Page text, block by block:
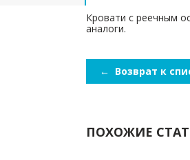
Кровати с реечным
аналоги.
← Возврат к
ПОХОЖИЕ